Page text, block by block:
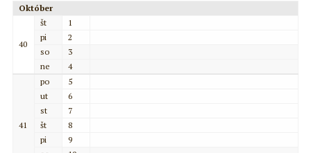
Október
40
št
1
pi
2
so
3
ne
4
41
po
5
ut
6
st
7
št
8
pi
9